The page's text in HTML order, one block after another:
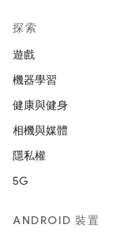
探索
遊戲
機器學習
健康與健身
相機與媒體
隱私權
5G
ANDROID 裝置